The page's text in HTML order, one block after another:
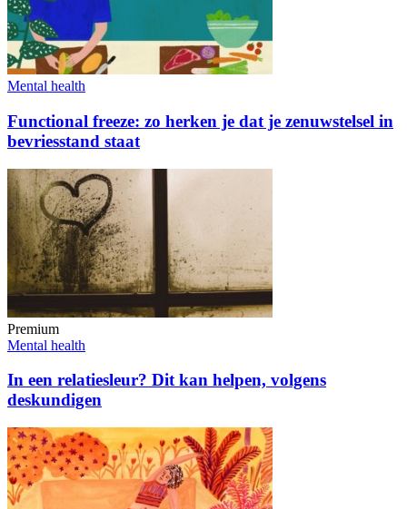
Mental health
Functional freeze: zo herken je dat je zenuwstelsel in
bevriesstand staat
Premium
Mental health
In een relatiesleur? Dit kan helpen, volgens
deskundigen